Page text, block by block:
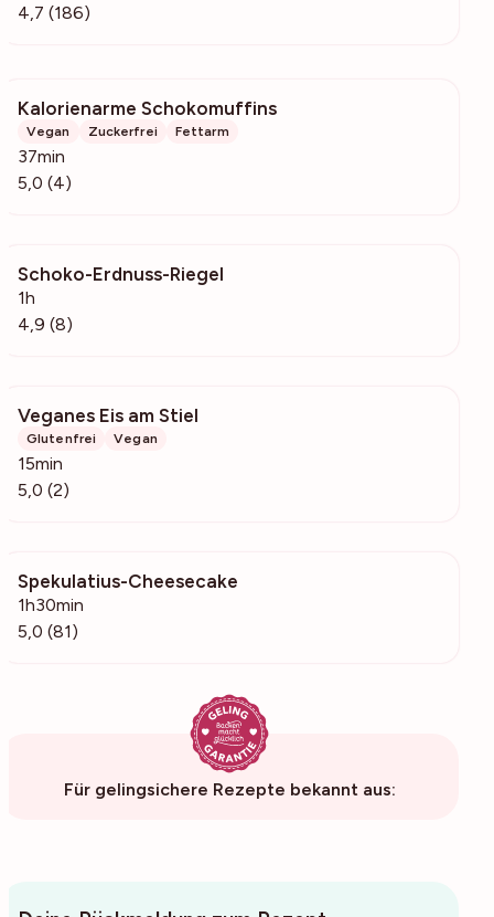
4,7 (186)
Kalorienarme Schokomuffins
Vegan Zuckerfrei Fettarm
37min
5,0 (4)
Schoko-Erdnuss-Riegel
1h
4,9 (8)
Veganes Eis am Stiel
Glutenfrei Vegan
15min
5,0 (2)
Spekulatius-Cheesecake
1h30min
5,0 (81)
Für gelingsichere Rezepte bekannt aus: